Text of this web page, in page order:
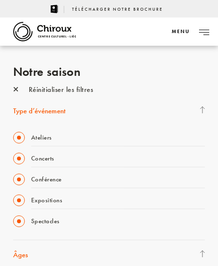
TÉLÉCHARGER NOTRE BROCHURE
CENTRE CULTUREL - LIÈGE
MENU
Notre saison
Réinitialiser les filtres
Type d’événement
Ateliers
Concerts
Conférence
Expositions
Spectacles
Âges